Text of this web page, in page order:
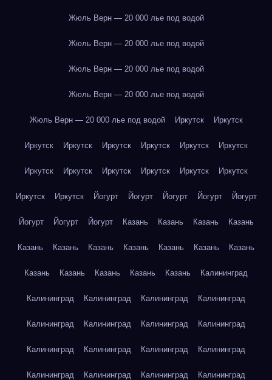
Жюль Верн — 20 000 лье под водой
Жюль Верн — 20 000 лье под водой
Жюль Верн — 20 000 лье под водой
Жюль Верн — 20 000 лье под водой
Жюль Верн — 20 000 лье под водой Иркутск Иркутск
Иркутск Иркутск Иркутск Иркутск Иркутск Иркутск
Иркутск Иркутск Иркутск Иркутск Иркутск Иркутск
Иркутск Иркутск Йогурт Йогурт Йогурт Йогурт Йогурт
Йогурт Йогурт Йогурт Казань Казань Казань Казань
Казань Казань Казань Казань Казань Казань Казань
Казань Казань Казань Казань Казань Калининград
Калининград Калининград Калининград Калининград
Калининград Калининград Калининград Калининград
Калининград Калининград Калининград Калининград
Калининград Калининград Калининград Калининград